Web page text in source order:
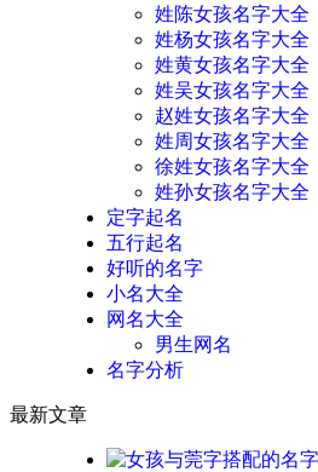
姓陈女孩名字大全
姓杨女孩名字大全
姓黄女孩名字大全
姓吴女孩名字大全
赵姓女孩名字大全
姓周女孩名字大全
徐姓女孩名字大全
姓孙女孩名字大全
定字起名
五行起名
好听的名字
小名大全
网名大全
男生网名
名字分析
最新文章